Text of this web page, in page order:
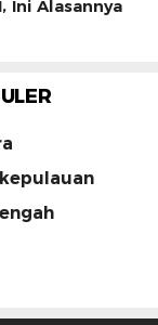
Ini Alasannya